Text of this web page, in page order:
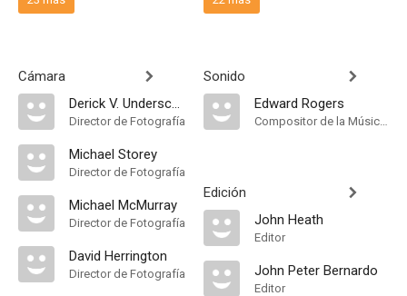
Cámara
Derick V. Underschultz
Director de Fotografía
Michael Storey
Director de Fotografía
Michael McMurray
Director de Fotografía
David Herrington
Director de Fotografía
Sonido
Edward Rogers
Compositor de la Música Original
Edición
John Heath
Editor
John Peter Bernardo
Editor